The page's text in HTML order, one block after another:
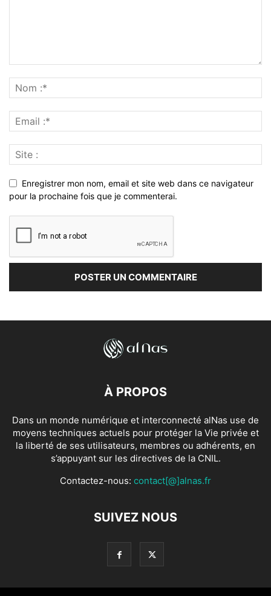
Enregistrer mon nom, email et site web dans ce navigateur
pour la prochaine fois que je commenterai.
À PROPOS
Dans un monde numérique et interconnecté alNas use de
moyens techniques actuels pour protéger la Vie privée et
la liberté de ses utilisateurs, membres ou adhérents, en
s’appuyant sur les directives de la CNIL.
Contactez-nous: contact[@]alnas.fr
SUIVEZ NOUS